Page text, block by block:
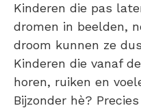
Kinderen die pas
dromen in beelden,
droom kunnen ze
Kinderen die vanaf
horen, ruiken en
Bijzonder hè?